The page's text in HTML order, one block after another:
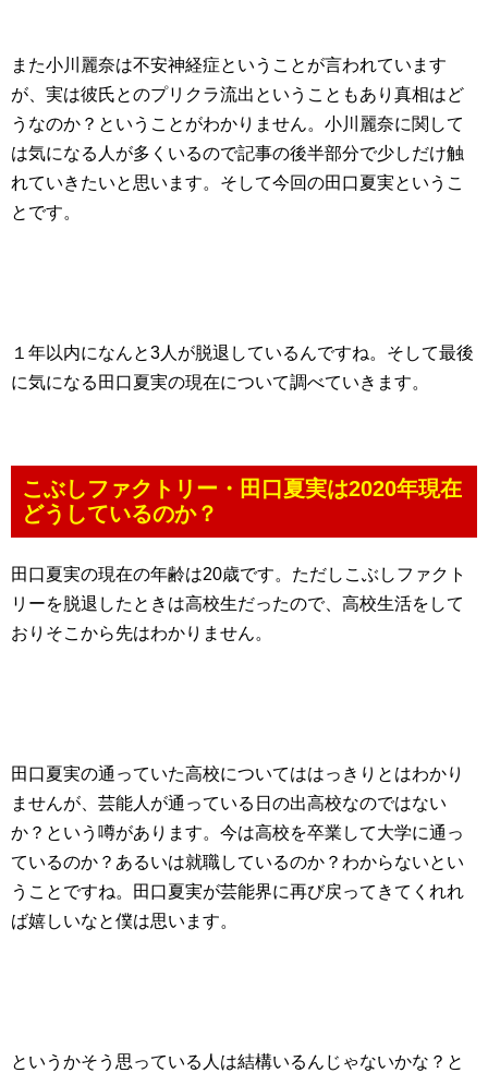
また小川麗奈は不安神経症ということが言われています
が、実は彼氏とのプリクラ流出ということもあり真相はど
うなのか？ということがわかりません。小川麗奈に関して
は気になる人が多くいるので記事の後半部分で少しだけ触
れていきたいと思います。そして今回の田口夏実というこ
とです。
１年以内になんと3人が脱退しているんですね。そして最後
に気になる田口夏実の現在について調べていきます。
こぶしファクトリー・田口夏実は2020年現在
どうしているのか？
田口夏実の現在の年齢は20歳です。ただしこぶしファクト
リーを脱退したときは高校生だったので、高校生活をして
おりそこから先はわかりません。
田口夏実の通っていた高校についてははっきりとはわかり
ませんが、芸能人が通っている日の出高校なのではない
か？という噂があります。今は高校を卒業して大学に通っ
ているのか？あるいは就職しているのか？わからないとい
うことですね。田口夏実が芸能界に再び戻ってきてくれれ
ば嬉しいなと僕は思います。
というかそう思っている人は結構いるんじゃないかな？と